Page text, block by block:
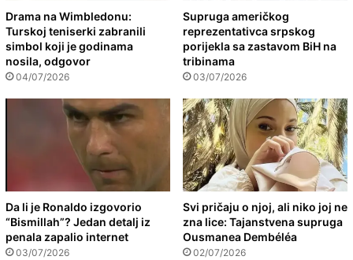
Drama na Wimbledonu:
Turskoj teniserki zabranili
simbol koji je godinama
nosila, odgovor
04/07/2026
Supruga američkog
reprezentativca srpskog
porijekla sa zastavom BiH na
tribinama
03/07/2026
Da li je Ronaldo izgovorio
“Bismillah”? Jedan detalj iz
penala zapalio internet
03/07/2026
Svi pričaju o njoj, ali niko joj ne
zna lice: Tajanstvena supruga
Ousmanea Dembéléa
02/07/2026